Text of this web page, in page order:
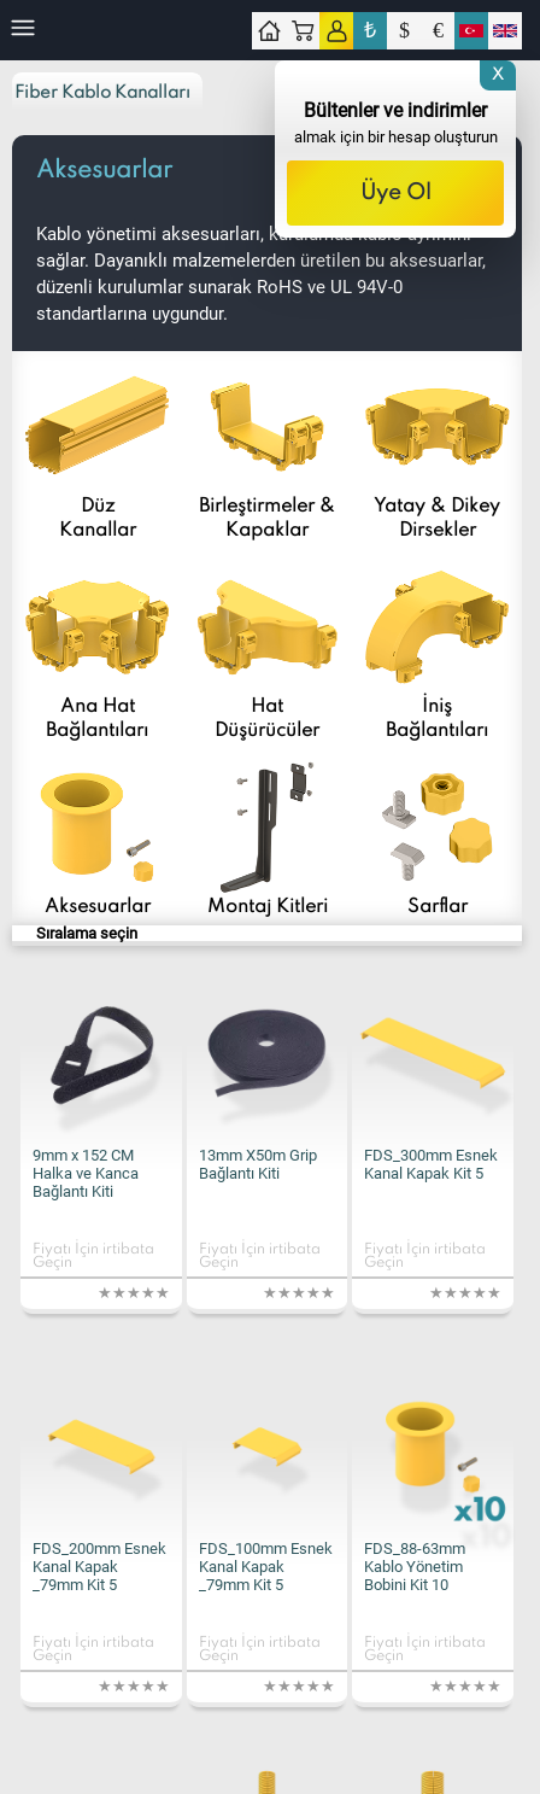
₺ $ €
Fiber Kablo Kanalları
Aksesuarlar
Kablo yönetimi aksesuarları, kurulumda kablo ayrımını
sağlar. Dayanıklı malzemelerden üretilen bu aksesuarlar,
düzenli kurulumlar sunarak RoHS ve UL 94V-0
standartlarına uygundur.
Düz
Kanallar
Birleştirmeler &
Kapaklar
Yatay & Dikey
Dirsekler
Ana Hat
Bağlantıları
Hat
Düşürücüler
İniş
Bağlantıları
Aksesuarlar Montaj Kitleri Sarflar
Sıralama seçin
9mm x 152 CM
Halka ve Kanca
Bağlantı Kiti
Fiyatı İçin irtibata
Geçin
13mm X50m Grip
Bağlantı Kiti
Fiyatı İçin irtibata
Geçin
FDS_300mm Esnek
Kanal Kapak Kit 5
Fiyatı İçin irtibata
Geçin
FDS_200mm Esnek
Kanal Kapak
_79mm Kit 5
Fiyatı İçin irtibata
Geçin
FDS_100mm Esnek
Kanal Kapak
_79mm Kit 5
Fiyatı İçin irtibata
Geçin
FDS_88-63mm
Kablo Yönetim
Bobini Kit 10
Fiyatı İçin irtibata
Geçin
X
Bültenler ve indirimler
almak için bir hesap oluşturun
Üye Ol